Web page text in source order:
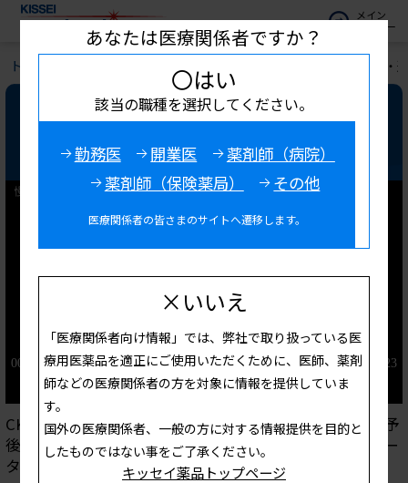
メイン
メニュー
トップ キッセイ診療サポート 慢性腎臓病
慢性腎臓病・透析患者におけるC
KD-MBDの意義
CKD-MBDはCKD・透析患者の合併症として骨折や生命予
後と関連します。高リン血症治療を中心にCKD-MBDトー
タル管理の重要性について考えます。
あなたは医療関係者ですか？
〇はい
該当の職種を選択してください。
勤務医 開業医
薬剤師（病院）
薬剤師（保険薬局）
その他
医療関係者の皆さまのサイトへ遷移します。
×いいえ
「医療関係者向け情報」では、弊社で取り扱っている医
療用医薬品を適正にご使用いただくために、医師、薬剤
師などの医療関係者の方を対象に情報を提供していま
す。
国外の医療関係者、一般の方に対する情報提供を目的と
したものではない事をご了承ください。
キッセイ薬品トップページ